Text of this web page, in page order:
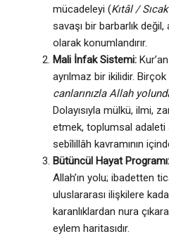
mücadeleyi (Kıtâl /
savaşı bir barbarlık
olarak konumlandırır.
Mali İnfak Sistemi:
ayrılmaz bir ikilidir.
canlarınızla Allah
Dolayısıyla mülkü, ilmi,
etmek, toplumsal adaleti
sebîlillâh kavramının
Bütüncül Hayat Programı:
Allah’ın yolu; ibadetten
uluslararası ilişkilere
karanlıklardan nura
eylem haritasıdır.